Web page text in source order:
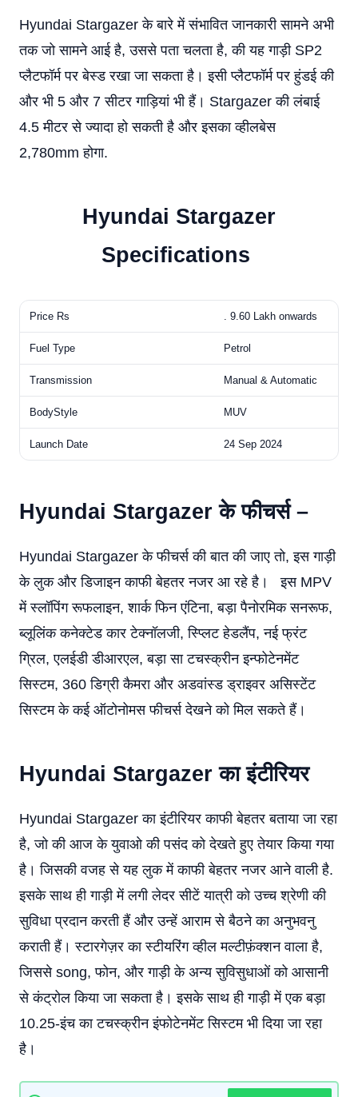
Hyundai Stargazer के बारे में संभावित जानकारी सामने अभी
तक जो सामने आई है, उससे पता चलता है, की यह गाड़ी SP2
प्लैटफॉर्म पर बेस्ड रखा जा सकता है। इसी प्लैटफॉर्म पर हुंडई की
और भी 5 और 7 सीटर गाड़ियां भी हैं। Stargazer की लंबाई
4.5 मीटर से ज्यादा हो सकती है और इसका व्हीलबेस
2,780mm होगा.
Hyundai Stargazer
Specifications
Price Rs . 9.60 Lakh onwards
Fuel Type Petrol
Transmission Manual & Automatic
BodyStyle MUV
Launch Date 24 Sep 2024
Hyundai Stargazer के फीचर्स –
Hyundai Stargazer के फीचर्स की बात की जाए तो, इस गाड़ी
के लुक और डिजाइन काफी बेहतर नजर आ रहे है। इस MPV
में स्लॉपिंग रूफलाइन, शार्क फिन एंटिना, बड़ा पैनोरमिक सनरूफ,
ब्लूलिंक कनेक्टेड कार टेक्नॉलजी, स्प्लिट हेडलैंप, नई फ्रंट
ग्रिल, एलईडी डीआरएल, बड़ा सा टचस्क्रीन इन्फोटेनमेंट
सिस्टम, 360 डिग्री कैमरा और अडवांस्ड ड्राइवर असिस्टेंट
सिस्टम के कई ऑटोनोमस फीचर्स देखने को मिल सकते हैं।
Hyundai Stargazer का इंटीरियर
Hyundai Stargazer का इंटीरियर काफी बेहतर बताया जा रहा
है, जो की आज के युवाओ की पसंद को देखते हुए तेयार किया गया
है। जिसकी वजह से यह लुक में काफी बेहतर नजर आने वाली है.
इसके साथ ही गाड़ी में लगी लेदर सीटें यात्री को उच्च श्रेणी की
सुविधा प्रदान करती हैं और उन्हें आराम से बैठने का अनुभवनु
कराती हैं। स्टारगेज़र का स्टीयरिंग व्हील मल्टीफ़ंक्शन वाला है,
जिससे song, फोन, और गाड़ी के अन्य सुविसुधाओं को आसानी
से कंट्रोल किया जा सकता है। इसके साथ ही गाड़ी में एक बड़ा
10.25-इंच का टचस्क्रीन इंफोटेनमेंट सिस्टम भी दिया जा रहा
है।